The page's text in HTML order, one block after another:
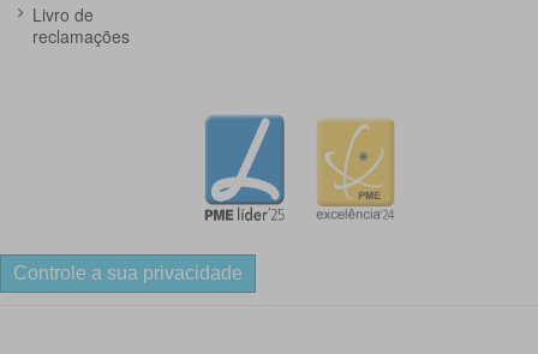
Livro de
reclamações
Controle a sua privacidade